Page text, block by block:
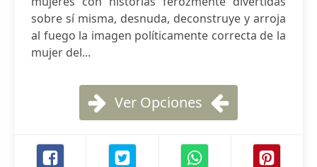
sobre sí misma, desnuda, deconstruye y arroja
al fuego la imagen políticamente correcta de la
mujer del...
Ver Opciones